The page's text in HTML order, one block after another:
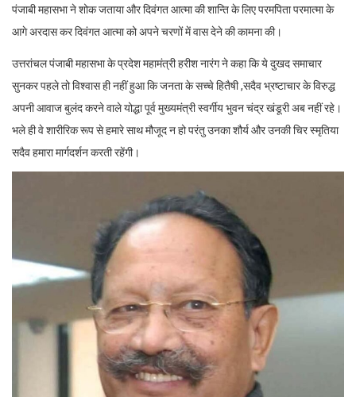
पंजाबी महासभा ने शोक जताया और दिवंगत आत्मा की शान्ति के लिए परमपिता परमात्मा के
आगे अरदास कर दिवंगत आत्मा को अपने चरणों में वास देने की कामना की।
उत्तरांचल पंजाबी महासभा के प्रदेश महामंत्री हरीश नारंग ने कहा कि ये दुखद समाचार
सुनकर पहले तो विश्वास ही नहीं हुआ कि जनता के सच्चे हितैषी ,सदैव भ्रष्टाचार के विरुद्ध
अपनी आवाज बुलंद करने वाले योद्धा पूर्व मुख्यमंत्री स्वर्गीय भुवन चंद्र खंडूरी अब नहीं रहे।
भले ही वे शारीरिक रूप से हमारे साथ मौजूद न हो परंतु उनका शौर्य और उनकी चिर स्मृतिया
सदैव हमारा मार्गदर्शन करती रहेंगी।